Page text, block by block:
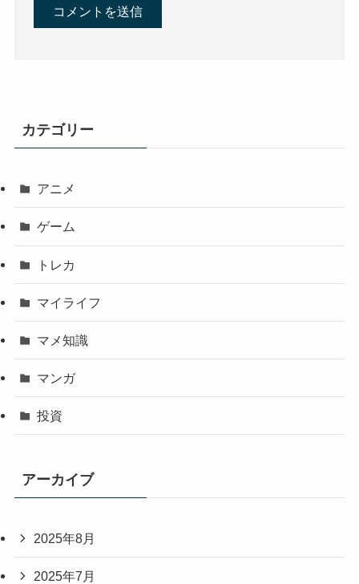
カテゴリー
アニメ
ゲーム
トレカ
マイライフ
マメ知識
マンガ
投資
アーカイブ
2025年8月
2025年7月